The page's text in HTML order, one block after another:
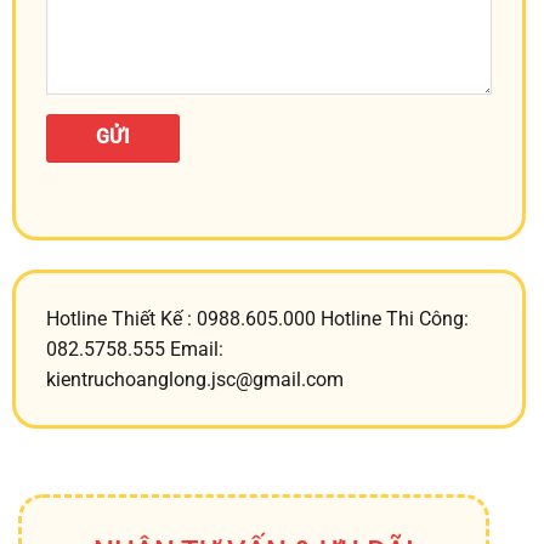
Hotline Thiết Kế : 0988.605.000 Hotline Thi Công:
082.5758.555 Email:
kientruchoanglong.jsc@gmail.com